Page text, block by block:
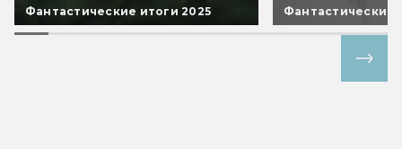
Фантастические итоги 2025 Фантастические